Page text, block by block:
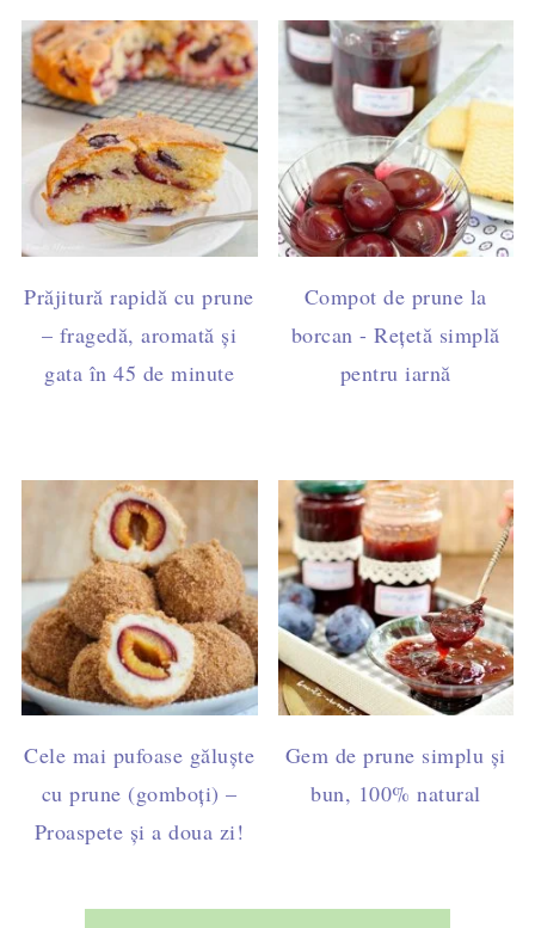
Prăjitură rapidă cu prune
– fragedă, aromată și
gata în 45 de minute
Compot de prune la
borcan - Rețetă simplă
pentru iarnă
Cele mai pufoase găluște
cu prune (gomboți) –
Proaspete și a doua zi!
Gem de prune simplu și
bun, 100% natural